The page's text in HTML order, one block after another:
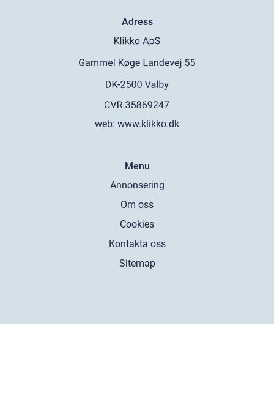
Adress
web: www.klikko.dk
Menu
Annonsering
Om oss
Cookies
Kontakta oss
Sitemap